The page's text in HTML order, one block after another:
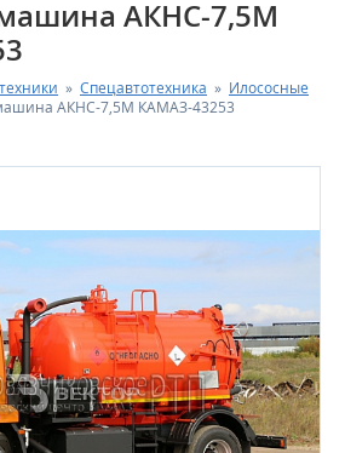
АКНС-7,5М
» Спецавтотехника » Илососные
АКНС-7,5М КАМАЗ-43253